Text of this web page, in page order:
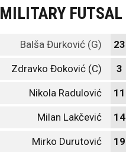
MILITARY FUTSAL
Balša Đurković (G) 23
Zdravko Đoković (C) 3
Nikola Radulović 11
Milan Lakčević 14
Mirko Durutović 19